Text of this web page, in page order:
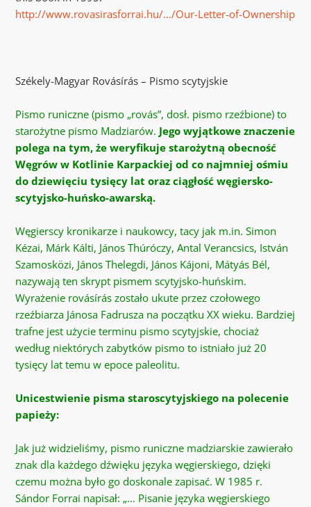
http://www.rovasirasforrai.hu/…/Our-Letter-of-Ownership
Székely-Magyar Rovásírás – Pismo scytyjskie
Pismo runiczne (pismo „rovás”, dosł. pismo rzeźbione) to
starożytne pismo Madziarów. Jego wyjątkowe znaczenie
polega na tym, że weryfikuje starożytną obecność
Węgrów w Kotlinie Karpackiej od co najmniej ośmiu
do dziewięciu tysięcy lat oraz ciągłość węgiersko-
scytyjsko-huńsko-awarską.
Węgierscy kronikarze i naukowcy, tacy jak m.in. Simon
Kézai, Márk Kálti, János Thúróczy, Antal Verancsics, István
Szamosközi, János Thelegdi, János Kájoni, Mátyás Bél,
nazywają ten skrypt pismem scytyjsko-huńskim.
Wyrażenie rovásírás zostało ukute przez czołowego
rzeźbiarza Jánosa Fadrusza na początku XX wieku. Bardziej
trafne jest użycie terminu pismo scytyjskie, chociaż
według niektórych zabytków pismo to istniało już 20
tysięcy lat temu w epoce paleolitu.
Unicestwienie pisma staroscytyjskiego na polecenie
papieży:
Jak już widzieliśmy, pismo runiczne madziarskie zawierało
znak dla każdego dźwięku języka węgierskiego, dzięki
czemu można było go doskonale zapisać. W 1985 r.
Sándor Forrai napisał: „… Pisanie języka węgierskiego